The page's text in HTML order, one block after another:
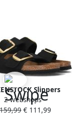
Slippers
Arizona Big Buckle
Materiaal: Nubuck
2 webshops
€ 111,99